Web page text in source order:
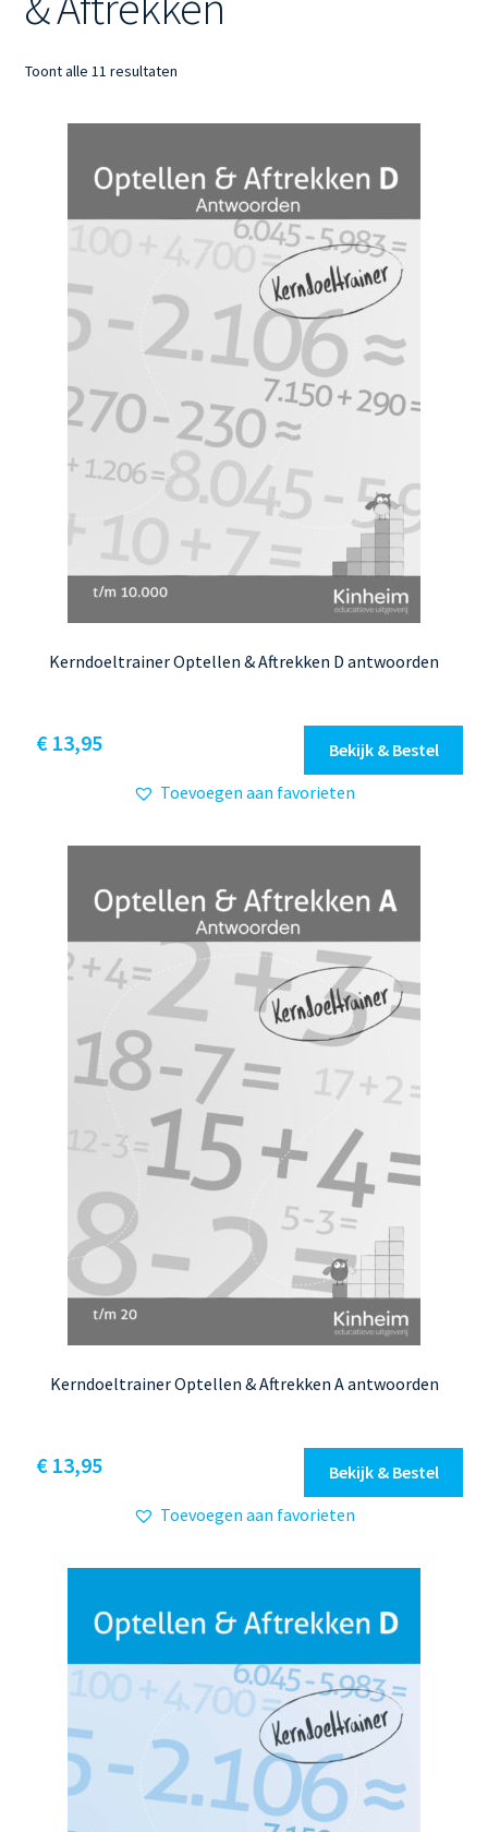
Toont alle 11 resultatenGesorteerd
Kerndoeltrainer Optellen & Aftrekken D antwoorden
€13,95
Bekijk & Bestel
Toevoegen aan favorieten
Kerndoeltrainer Optellen & Aftrekken A antwoorden
€13,95
Bekijk & Bestel
Toevoegen aan favorieten